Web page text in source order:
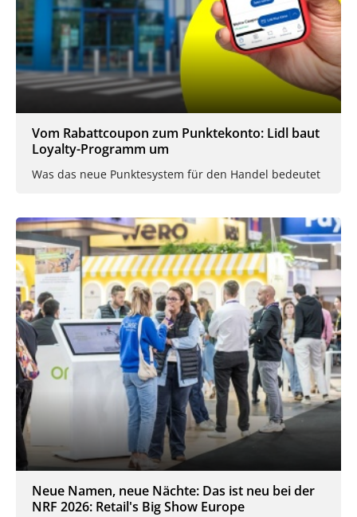
Vom Rabattcoupon zum Punktekonto: Lidl baut
Loyalty-Programm um
Was das neue Punktesystem für den Handel bedeutet
Neue Namen, neue Nächte: Das ist neu bei der
NRF 2026: Retail's Big Show Europe